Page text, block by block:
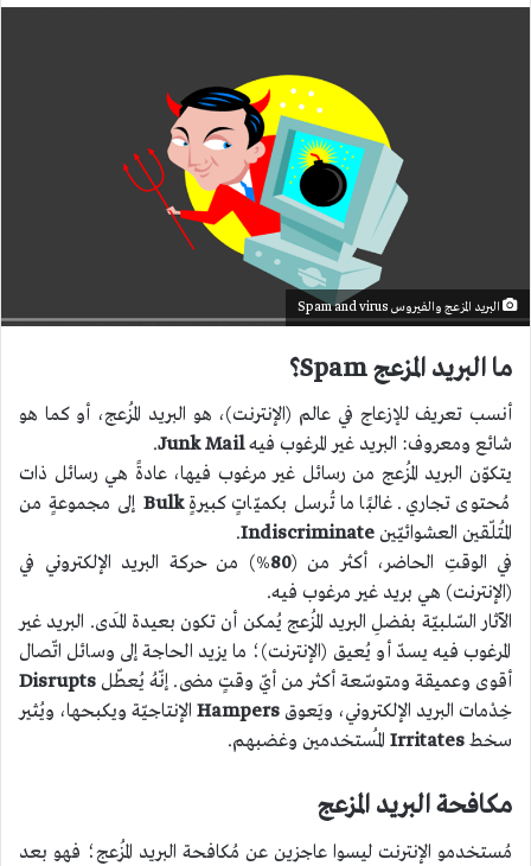
البريد المزعج والفيروس Spam and virus
ما البريد المزعج Spam؟
أنسب تعريف للإزعاج في عالم (الإنترنت)، هو البريد المُزعج، أو كما هو
شائع ومعروف: البريد غير المرغوب فيه
Junk Mail
.
يتكوّن البريد المُزعج من رسائل غير مرغوب فيها، عادةً هي رسائل ذات
مُحتوى تجاري. غالبًا ما تُرسل بكميّاتٍ كبيرةٍBulk إلى مجموعةٍ من
المُتلّقين العشوائيّين Indiscriminate
.
في الوقتِ الحاضر، أكثر من (80%) من حركة البريد الإلكتروني في
(الإنترنت) هي بريد غير مرغوب فيه.
الآثار السّلبيّة بفضلِ البريد المُزعج يُمكن أن تكون بعيدة المَدى. البريد غير
المرغوب فيه يسدّ أو يُعيق (الإنترنت)؛ ما يزيد الحاجة إلى وسائل اتّصال
أقوى وعميقة ومتوسّعة أكثر من أيّ وقتٍ مضى. إنّهُ يُعطّل Disrupts
خِدْمات البريد الإلكتروني، ويَعوق Hampers الإنتاجيّة ويكبحها، ويُثير
سخط Irritates المُستخدمين وغضبهم.
مكافحة البريد المزعج
مُستخدمو الإنترنت ليسوا عاجزين عن مُكافحة البريد المُزعج؛ فهو بعد